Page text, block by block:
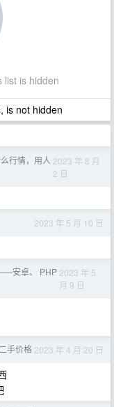
list is hidden
is not hidden
行情，用人 2023 年 8 月
2 日
2023 年 5 月 10 日
安卓、 PHP 2023 年 5
月 9 日
手价格 2023 年 4 月 20 日